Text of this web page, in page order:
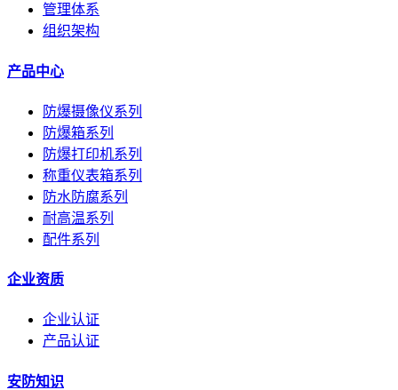
管理体系
组织架构
产品中心
防爆摄像仪系列
防爆箱系列
防爆打印机系列
称重仪表箱系列
防水防腐系列
耐高温系列
配件系列
企业资质
企业认证
产品认证
安防知识